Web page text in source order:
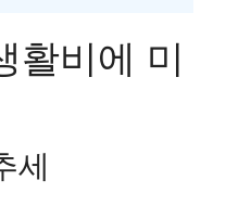
활비에 미
세